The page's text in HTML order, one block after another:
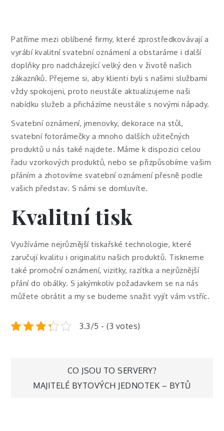
Patříme mezi oblíbené firmy, které zprostředkovávají a
vyrábí kvalitní svatební oznámení a obstaráme i další
doplňky pro nadcházející velký den v životě našich
zákazníků. Přejeme si, aby klienti byli s našimi službami
vždy spokojeni, proto neustále aktualizujeme naši
nabídku služeb a přicházíme neustále s novými nápady.
Svatební oznámení, jmenovky, dekorace na stůl,
svatební fotorámečky a mnoho dalších užitečných
produktů u nás také najdete. Máme k dispozici celou
řadu vzorkových produktů, nebo se přizpůsobíme vašim
přáním a zhotovíme svatební oznámenípřesně podle
vašich představ. S námi se domluvíte.
Kvalitní tisk
Využíváme nejrůznější tiskařské technologie, které
zaručují kvalitu i originalitu našich produktů. Tiskneme
také promoční oznámení, vizitky, razítka a nejrůznější
přání do obálky. S jakýmkoliv požadavkem se na nás
můžete obrátit a my se budeme snažit vyjít vám vstříc.
3.3/5 - (3 votes)
Navigace
CO JSOU TO SERVERY?
MAJITELÉ BYTOVÝCH JEDNOTEK – BYTŮ